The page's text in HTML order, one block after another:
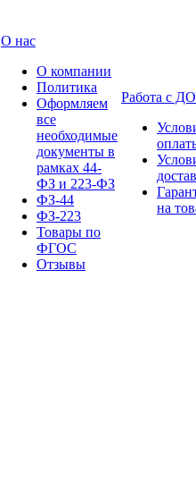
О нас
О компании
Политика
Оформляем
все
необходимые
документы в
рамках 44-
ФЗ и 223-ФЗ
ФЗ-44
ФЗ-223
Товары по
ФГОС
Отзывы
Работа с
на